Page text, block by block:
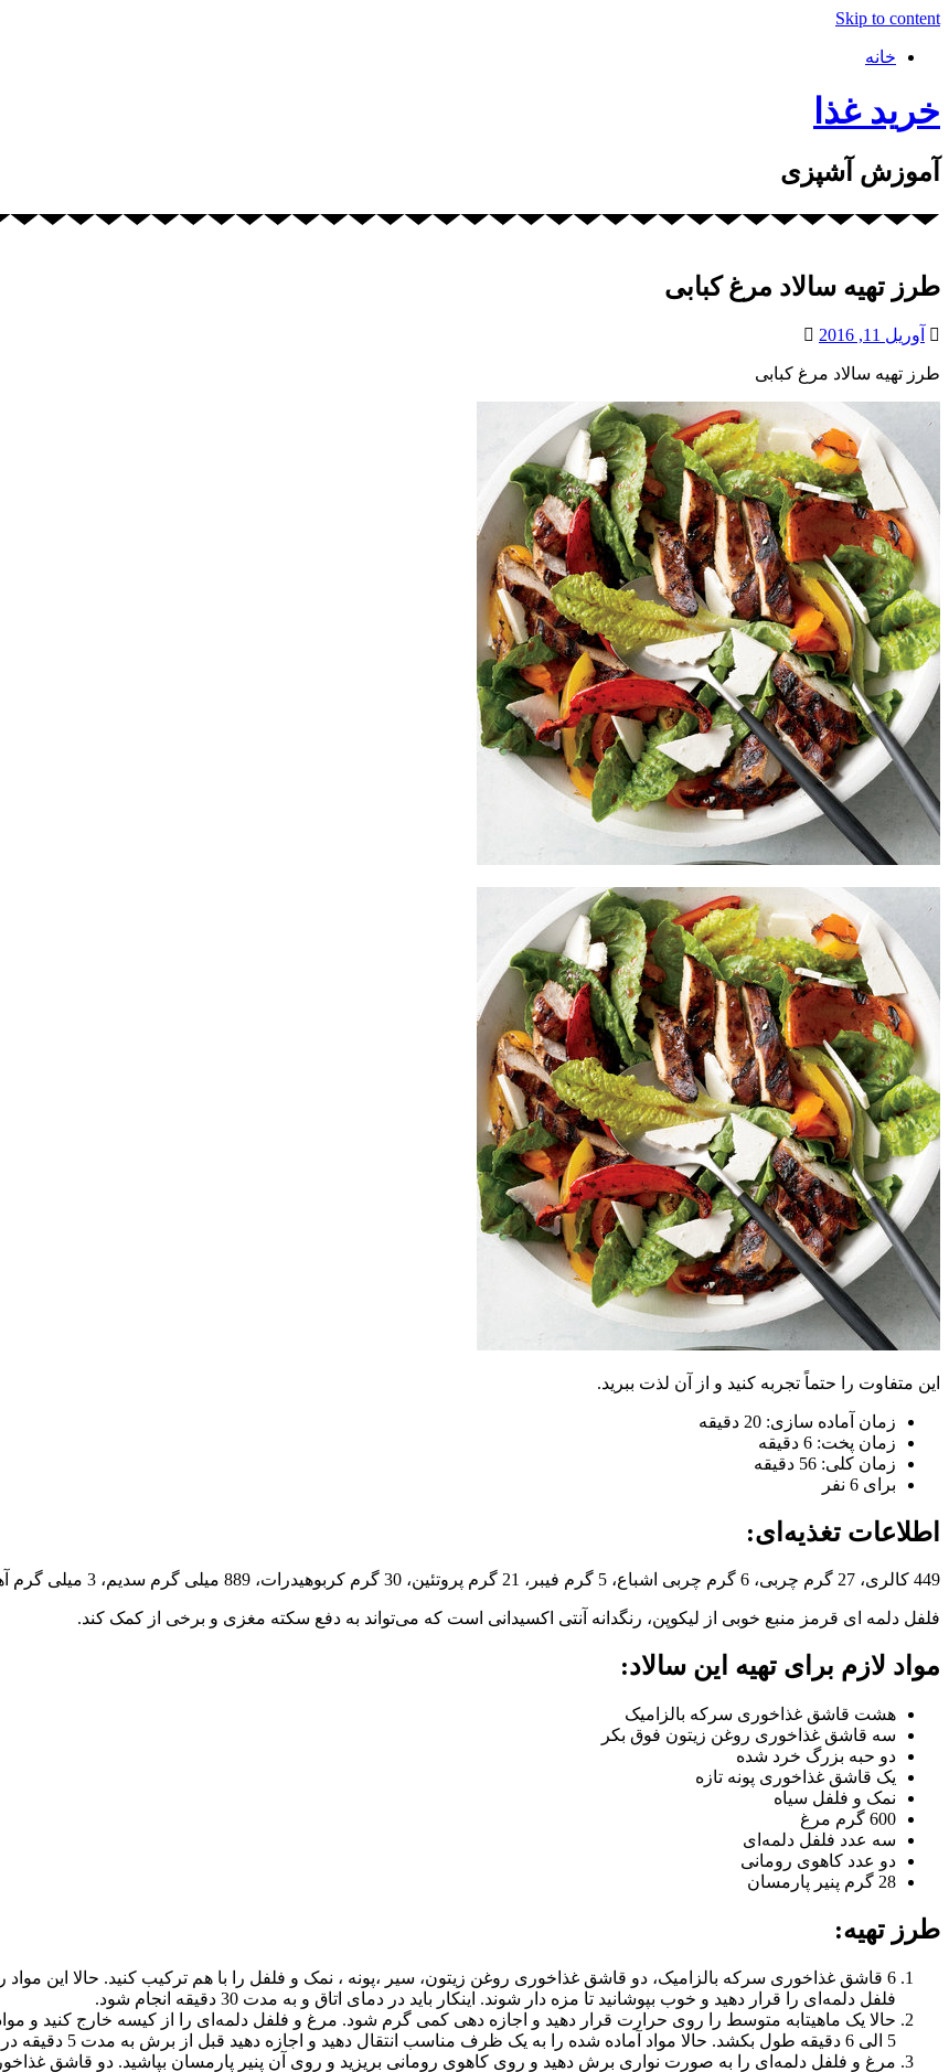
Skip to content
خانه
خرید غذا
آموزش آشپزی
طرز تهیه سالاد مرغ کبابی
آوریل 11, 2016
طرز تهیه سالاد مرغ کبابی
این متفاوت را حتماً تجربه کنید و از آن لذت ببرید.
زمان آماده سازی: 20 دقیقه
زمان پخت: 6 دقیقه
زمان کلی: 56 دقیقه
برای 6 نفر
اطلاعات تغذیه‌ای:
449 کالری، 27 گرم چربی، 6 گرم چربی اشباع، 5 گرم فیبر، 21 گرم پروتئین، 30 گرم کربوهیدرات، 889 میلی گرم سدیم، 3 میلی گرم آهن، 114 میلی گرم کلسیم
فلفل دلمه ای قرمز منبع خوبی از لیکوپن، رنگدانه آنتی اکسیدانی است که می‌تواند به دفع سکته مغزی و برخی از کمک کند.
مواد لازم برای تهیه این سالاد:
هشت قاشق غذاخوری سرکه بالزامیک
سه قاشق غذاخوری روغن زیتون فوق بکر
دو حبه بزرگ خرد شده
یک قاشق غذاخوری پونه تازه
نمک و فلفل سیاه
600 گرم مرغ
سه عدد فلفل دلمه‌ای
دو عدد کاهوی رومانی
28 گرم پنیر پارمسان
طرز تهیه:
6 قاشق غذاخوری سرکه بالزامیک، دو قاشق غذاخوری روغن زیتون، سیر ،پونه ، نمک و فلفل را با هم ترکیب کنید. حالا این
فلفل دلمه‌ای را قرار دهید و خوب بپوشانید تا مزه دار شوند. اینکار باید در دمای اتاق و به مدت 30 دقیقه انجام شود.
حالا یک ماهیتابه متوسط را روی حرارت قرار دهید و اجازه دهی کمی گرم شود. مرغ و فلفل دلمه‌ای را از کیسه خارج کنید و
5 الی 6 دقیقه طول بکشد. حالا مواد آماده شده را به یک ظرف مناسب انتقال دهید و اجازه دهید قبل از برش به مدت 5 دقیقه در همین حالت باقی بماند و خنک شود.
مرغ و فلفل دلمه‌ای را به صورت نواری برش دهید و روی کاهوی رومانی بریزید و روی آن پنیر پارمسان بپاشید. دو قاشق